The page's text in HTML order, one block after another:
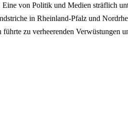
von Politik und Medien sträflich
in Rheinland-Pfalz und
zu verheerenden Verwüstungen